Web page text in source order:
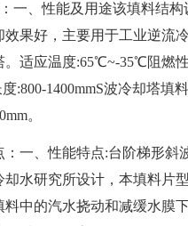
一、性能及用途该填料结构
效果好，主要用于工业逆流
。适应温度:65℃~-35℃阻燃
:800-1400mmS波冷却塔填
。
：一、性能特点:台阶梯形斜
却水研究所设计，本填料片
料中的汽水挠动和减缓水膜